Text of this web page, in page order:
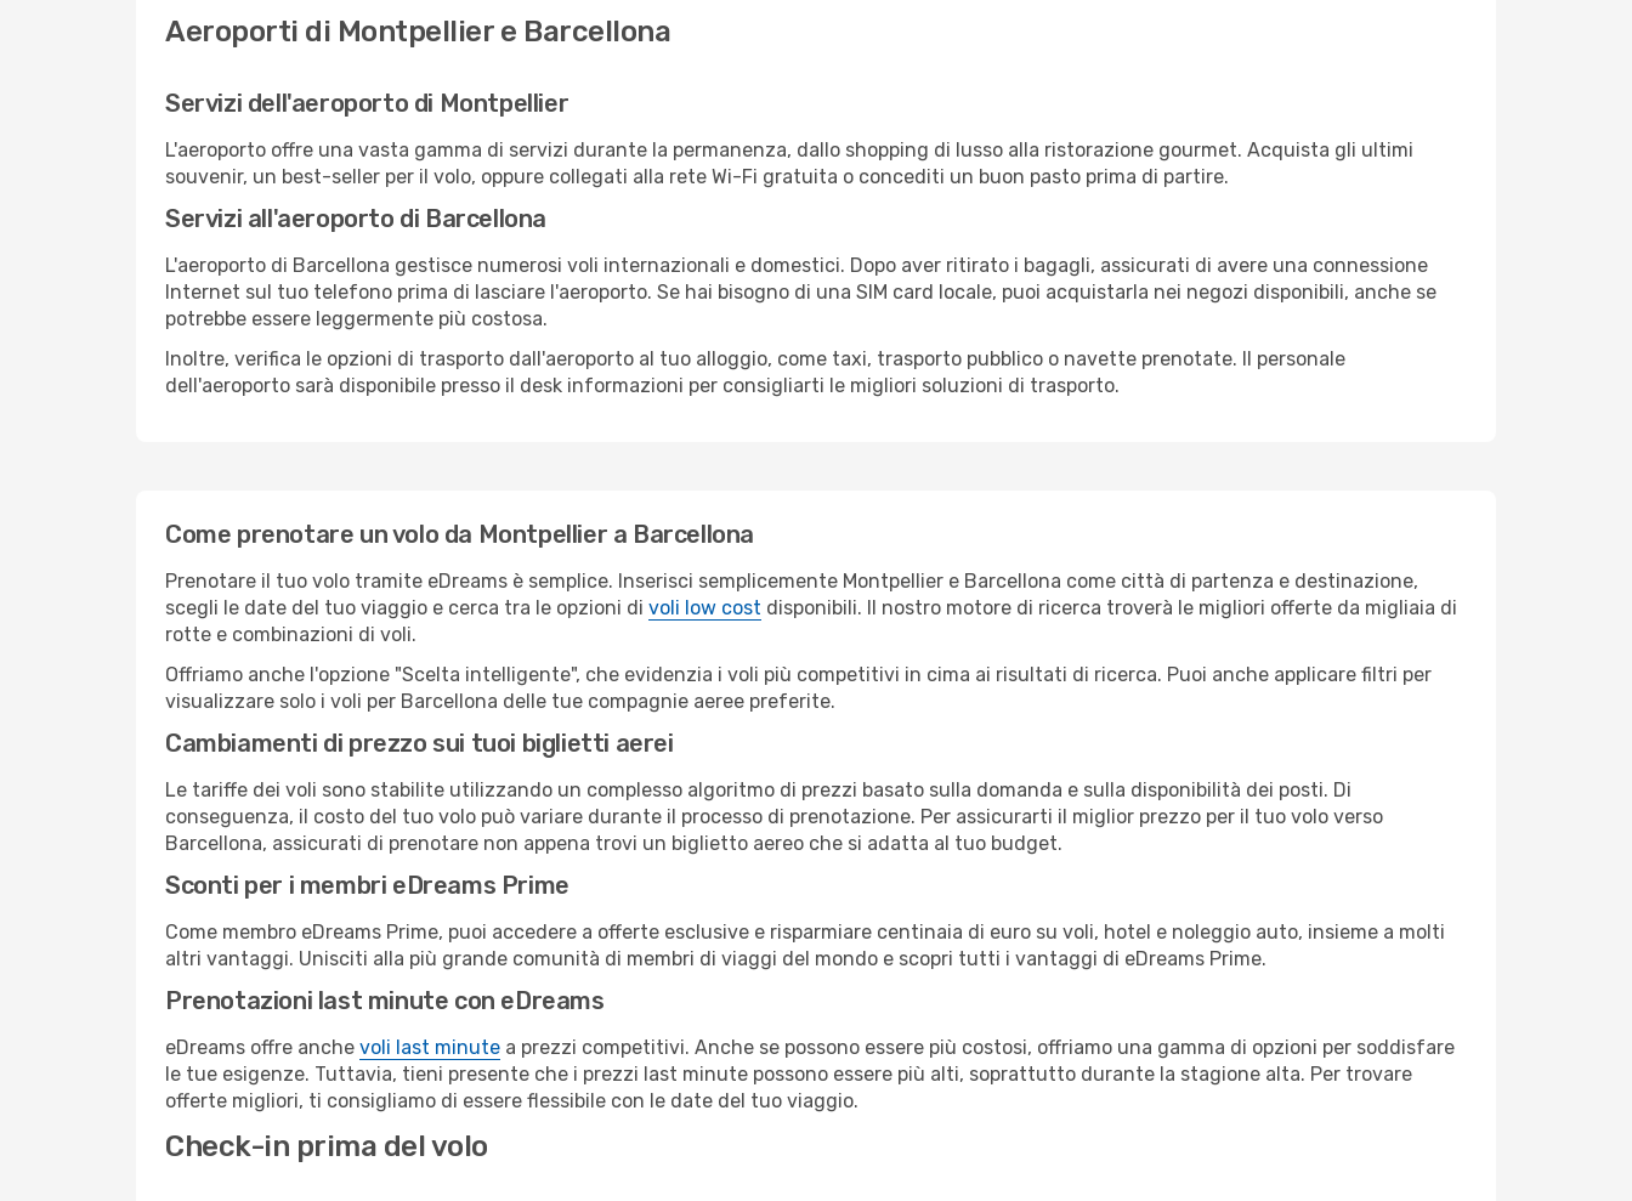
Aeroporti di Montpellier e Barcellona
Servizi dell'aeroporto di Montpellier
L'aeroporto offre una vasta gamma di servizi durante la permanenza, dallo shopping di lusso alla ristorazione gourmet. Acquista gli ultimi
souvenir, un best-seller per il volo, oppure collegati alla rete Wi-Fi gratuita o concediti un buon pasto prima di partire.
Servizi all'aeroporto di Barcellona
L'aeroporto di Barcellona gestisce numerosi voli internazionali e domestici. Dopo aver ritirato i bagagli, assicurati di avere una connessione
Internet sul tuo telefono prima di lasciare l'aeroporto. Se hai bisogno di una SIM card locale, puoi acquistarla nei negozi disponibili, anche se
potrebbe essere leggermente più costosa.
Inoltre, verifica le opzioni di trasporto dall'aeroporto al tuo alloggio, come taxi, trasporto pubblico o navette prenotate. Il personale
dell'aeroporto sarà disponibile presso il desk informazioni per consigliarti le migliori soluzioni di trasporto.
Come prenotare un volo da Montpellier a Barcellona
Prenotare il tuo volo tramite eDreams è semplice. Inserisci semplicemente Montpellier e Barcellona come città di partenza e destinazione,
scegli le date del tuo viaggio e cerca tra le opzioni di voli low cost disponibili. Il nostro motore di ricerca troverà le migliori offerte da migliaia di
rotte e combinazioni di voli.
Offriamo anche l'opzione "Scelta intelligente", che evidenzia i voli più competitivi in cima ai risultati di ricerca. Puoi anche applicare filtri per
visualizzare solo i voli per Barcellona delle tue compagnie aeree preferite.
Cambiamenti di prezzo sui tuoi biglietti aerei
Le tariffe dei voli sono stabilite utilizzando un complesso algoritmo di prezzi basato sulla domanda e sulla disponibilità dei posti. Di
conseguenza, il costo del tuo volo può variare durante il processo di prenotazione. Per assicurarti il miglior prezzo per il tuo volo verso
Barcellona, assicurati di prenotare non appena trovi un biglietto aereo che si adatta al tuo budget.
Sconti per i membri eDreams Prime
Come membro eDreams Prime, puoi accedere a offerte esclusive e risparmiare centinaia di euro su voli, hotel e noleggio auto, insieme a molti
altri vantaggi. Unisciti alla più grande comunità di membri di viaggi del mondo e scopri tutti i vantaggi di eDreams Prime.
Prenotazioni last minute con eDreams
eDreams offre anche voli last minute a prezzi competitivi. Anche se possono essere più costosi, offriamo una gamma di opzioni per soddisfare
le tue esigenze. Tuttavia, tieni presente che i prezzi last minute possono essere più alti, soprattutto durante la stagione alta. Per trovare
offerte migliori, ti consigliamo di essere flessibile con le date del tuo viaggio.
Check-in prima del volo